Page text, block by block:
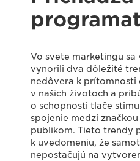
Vo svete marketingu sa
vynorili dva dôležité
nedôvera k prítomnosti
v našich životoch a
o schopnosti tlače
spojenie medzi
publikom. Tieto trendy
k uvedomeniu, že
nepostačujú na